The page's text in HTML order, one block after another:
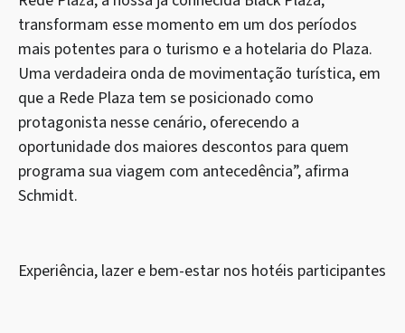
transformam esse momento em um dos períodos
mais potentes para o turismo e a hotelaria do Plaza.
Uma verdadeira onda de movimentação turística, em
que a Rede Plaza tem se posicionado como
protagonista nesse cenário, oferecendo a
oportunidade dos maiores descontos para quem
programa sua viagem com antecedência”, afirma
Schmidt.
Experiência, lazer e bem-estar nos hotéis participantes